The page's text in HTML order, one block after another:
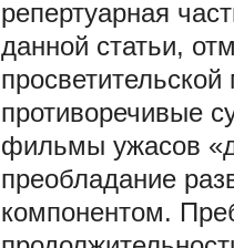
репертуарная
данной статьи,
противоречивые
фильмы ужасов
преобладание
компонентом.